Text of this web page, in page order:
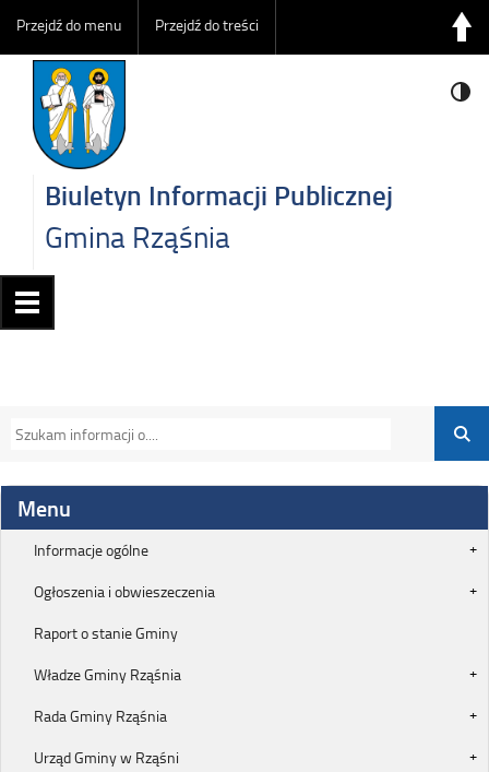
Przejdź do menu Przejdź do treści
Biuletyn Informacji Publicznej
Gmina Rząśnia
Menu
Informacje ogólne
Ogłoszenia i obwieszeczenia
Raport o stanie Gminy
Władze Gminy Rząśnia
Rada Gminy Rząśnia
Urząd Gminy w Rząśni